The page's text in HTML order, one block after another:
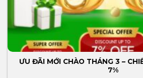
ƯU ĐÃI MỚI CHÀO THÁNG 3 –
7%